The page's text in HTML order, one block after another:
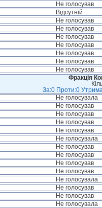
Не голосував
Відсутній
Не голосував
Не голосував
Не голосував
Не голосував
Не голосував
Не голосував
Не голосував
Фракція
За:0 Проти:0
Не голосувала
Не голосував
Не голосував
Не голосував
Не голосував
Не голосувала
Не голосував
Не голосував
Не голосував
Не голосував
Не голосувала
Не голосував
Не голосував
Не голосувала